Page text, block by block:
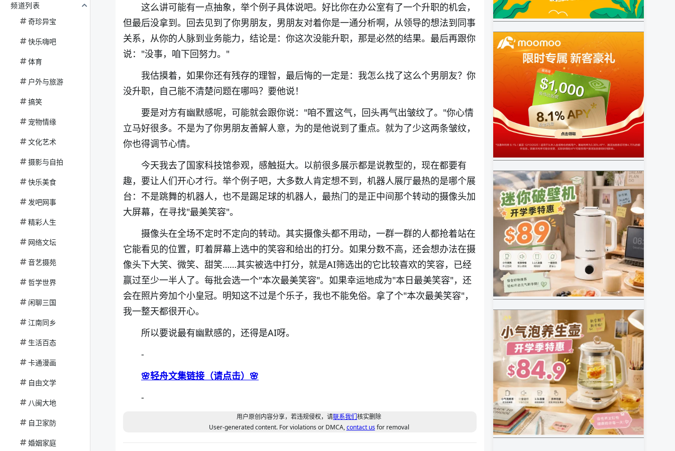
频道列表
奇珍异宝
快乐嗨吧
体育
户外与旅游
搞笑
宠物情缘
文化艺术
摄影与自拍
快乐美食
发吧网事
精彩人生
网络文坛
音艺摄苑
哲学世界
闲聊三国
江南同乡
生活百态
卡通漫画
自由文学
八闽大地
自卫家防
婚姻家庭
这么讲可能有一点抽象，举个例子具体说吧。好比你在办公室有了一个升职的机会，
但最后没拿到。回去见到了你男朋友，男朋友对着你是一通分析啊，从领导的想法到同事
关系，从你的人脉到业务能力，结论是：你这次没能升职，那是必然的结果。最后再跟你
说："没事，咱下回努力。"
我估摸着，如果你还有残存的理智，最后悔的一定是：我怎么找了这么个男朋友？你
没升职，自己能不清楚问题在哪吗？要他说！
要是对方有幽默感呢，可能就会跟你说："咱不置这气，回头再气出皱纹了。"你心情
立马好很多。不是为了你男朋友善解人意，为的是他说到了重点。就为了少这两条皱纹，
你也得调节心情。
今天我去了国家科技馆参观，感触挺大。以前很多展示都是说教型的，现在都要有
趣，要让人们开心才行。举个例子吧，大多数人肯定想不到，机器人展厅最热的是哪个展
台：不是跳舞的机器人，也不是踢足球的机器人，最热门的是正中间那个转动的摄像头加
大屏幕，在寻找"最美笑容"。
摄像头在全场不定时不定向的转动。其实摄像头都不用动，一群一群的人都抢着站在
它能看见的位置，盯着屏幕上选中的笑容和给出的打分。如果分数不高，还会想办法在摄
像头下大笑、微笑、甜笑……其实被选中打分，就是AI筛选出的它比较喜欢的笑容，已经
赢过至少一半人了。每批会选一个"本次最美笑容"。如果幸运地成为"本日最美笑容"，还
会在照片旁加个小皇冠。明知这不过是个乐子，我也不能免俗。拿了个"本次最美笑容"，
我一整天都很开心。
所以要说最有幽默感的，还得是AI呀。
-
🌸轻舟文集链接（请点击）🌸
-
用户原创内容分享，若违规侵权，请联系我们核实删除
User-generated content. For violations or DMCA,contact usfor removal